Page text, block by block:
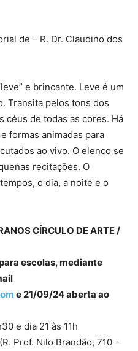
de – R. Dr. Claudino dos
e brincante. Leve é um
Transita pelos tons dos
céus de todas as cores. Há
formas animadas para
ao vivo. O elenco se
recitações. O
o dia, a noite e o
CÍRCULO DE ARTE /
escolas, mediante
e 21/09/24 aberta ao
e dia 21 às 11h
Prof. Nilo Brandão, 710 –